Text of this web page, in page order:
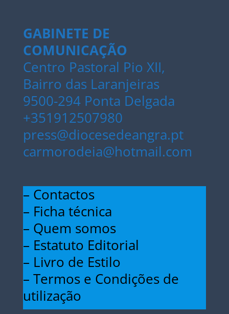
GABINETE DE
COMUNICAÇÃO
Centro Pastoral Pio XII,
Bairro das Laranjeiras
9500-294 Ponta Delgada
+351912507980
press@diocesedeangra.pt
carmorodeia@hotmail.com
– Contactos
– Ficha técnica
– Quem somos
– Estatuto Editorial
– Livro de Estilo
– Termos e Condições de
utilização